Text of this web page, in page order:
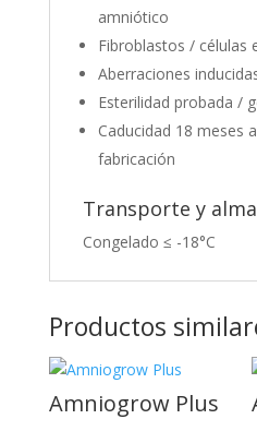
amniótico
Fibroblastos / células
Aberraciones
Esterilidad probada /
Caducidad 18 meses
fabricación
Transporte y
Congelado ≤ -18°C
Productos
Amniogrow Plus